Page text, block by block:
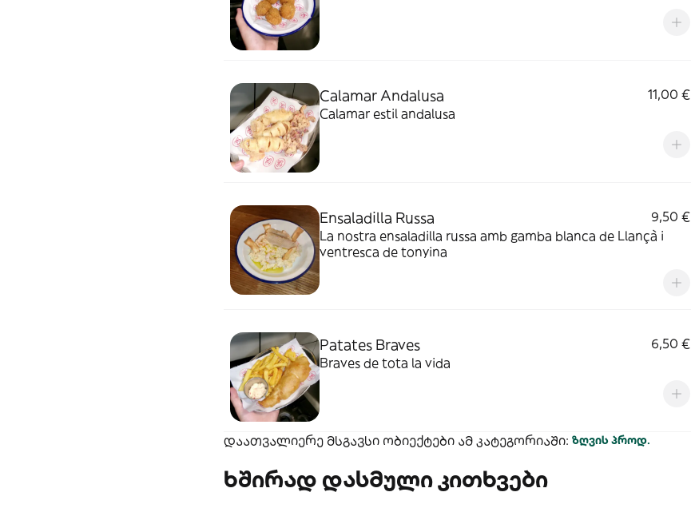
Calamar Andalusa
11,00 €
Calamar estil andalusa
Ensaladilla Russa
9,50 €
La nostra ensaladilla russa amb gamba blanca de Llançà i
ventresca de tonyina
Patates Braves
6,50 €
Braves de tota la vida
დაათვალიერე მსგავსი ობიექტები ამ კატეგორიაში: ზღვის პროდ.
ხშირად დასმული კითხვები